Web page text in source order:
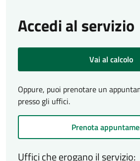
Accedi al servizio
Vai al calcolo
Oppure, puoi prenotare un
presso gli uffici.
Prenota
Uffici che erogano il servizio: